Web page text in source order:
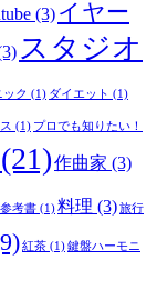
(3) イヤー
スタジオ
ック (1) ダイエット (1)
(1) プロでも知りたい！
(21)作曲家 (3)
参考書 (1)料理 (3)旅行
紅茶 (1)鍵盤ハーモニ